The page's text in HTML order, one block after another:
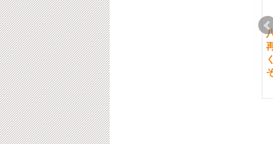
腰
め
性
01-23
八王子・ぎっくり腰
ゴルフ中に痛めてしま
った５０代男性
2016-12-02 2018-01-23